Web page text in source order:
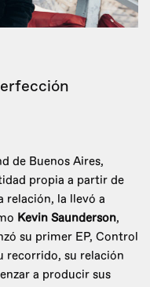
de Buenos Aires,
propia a partir de
relación, la llevó a
Kevin Saunderson,
su primer EP, Control
recorrido, su relación
a producir sus